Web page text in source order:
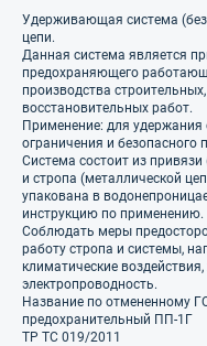
Удерживающая система
цепи.
Данная система является
предохраняющего
производства
восстановительных работ.
Применение: для удержания
ограничения и безопасного
Система состоит из
и стропа (металлической
упакована в
инструкцию по применению.
Соблюдать меры
работу стропа и системы,
климатические
электропроводность.
Название по отмененному
предохранительный ПП-1Г
ТР ТС 019/2011